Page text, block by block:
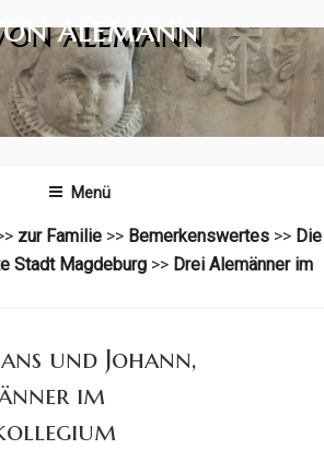
ALEMANN
Menü
zur Familie >> Bemerkenswertes >> Die
Stadt Magdeburg >> Drei Alemänner im
und Johann,
im